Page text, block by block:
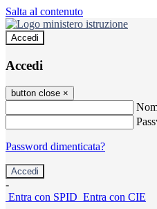
Salta al contenuto
Accedi
Accedi
button close ×
Password dimenticata?
-
Entra con SPID Entra con CIE